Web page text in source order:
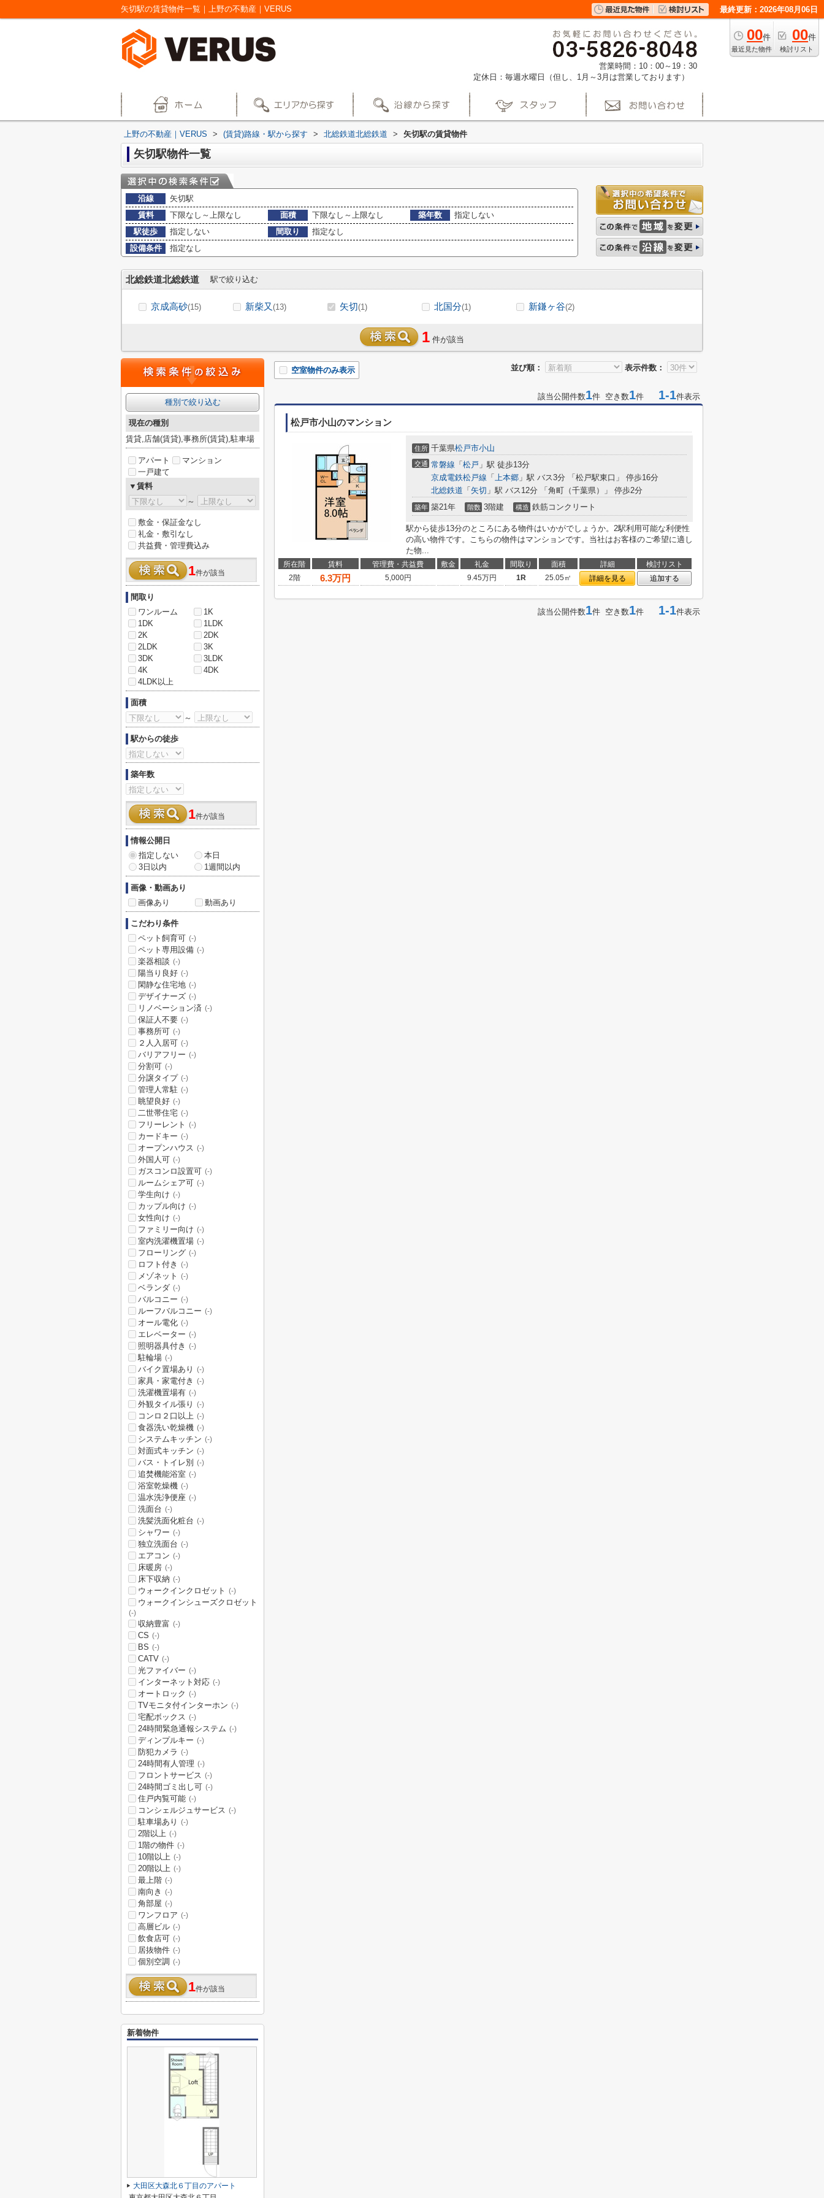
矢切駅の賃貸物件一覧｜上野の不動産｜VERUS 最終更新：2026年08月06日
00件
最近見た物件
00件
検討リスト
営業時間：10：00～19：30
定休日：毎週水曜日（但し、1月～3月は営業しております）
上野の不動産｜VERUS > (賃貸)路線・駅から探す > 北総鉄道北総鉄道 > 矢切駅の賃貸物件
矢切駅物件一覧
沿線
矢切駅
賃料
下限なし～上限なし 面積 下限なし～上限なし 築年数
指定しない
駅徒歩
指定しない 間取り
指定なし
設備条件
指定なし
北総鉄道北総鉄道 駅で絞り込む
京成高砂(15) 新柴又 (13) 矢切(1) 北国分(1) 新鎌ヶ谷(2)
1 件が該当
並び順： 表示件数：
空室物件のみ表示
該当公開件数1件 空き数1件 1-1件表示
松戸市小山のマンション
住所 千葉県松戸市小山
交通 常磐線 「 松戸 」駅 徒歩13分
京成電鉄松戸線 「 上本郷 」駅 バス3分 「松戸駅東口」 停歩16分
北総鉄道 「 矢切 」駅 バス12分 「角町（千葉県）」 停歩2分
築年 築21年 階数 3階建 構造 鉄筋コンクリート
駅から徒歩13分のところにある物件はいかがでしょうか。2駅利用可能な利便性
の高い物件です。こちらの物件はマンションです。当社はお客様のご希望に適し
た物...
所在階 賃料 管理費・共益費 敷金 礼金 間取り 面積 詳細
検討リスト
2階
6.3万円 5,000円 9.45万円 1R 25.05㎡ 詳細を見る 追加する
該当公開件数1件 空き数1件 1-1件表示
種別で絞り込む
現在の種別
賃貸,店舗(賃貸),事務所(賃貸),駐車場
アパート
マンション
一戸建て
▼賃料
～
敷金・保証金なし
礼金・敷引なし
共益費・管理費込み
1件が該当
間取り
ワンルーム
1K
1DK
1LDK
2K
2DK
2LDK
3K
3DK
3LDK
4K
4DK
4LDK以上
面積
～
駅からの徒歩
築年数
1件が該当
情報公開日
指定しない
本日
3日以内
1週間以内
画像・動画あり
画像あり
動画あり
こだわり条件
ペット飼育可 (-)
ペット専用設備 (-)
楽器相談 (-)
陽当り良好 (-)
閑静な住宅地 (-)
デザイナーズ (-)
リノベーション済 (-)
保証人不要 (-)
事務所可 (-)
２人入居可 (-)
バリアフリー (-)
分割可 (-)
分譲タイプ (-)
管理人常駐 (-)
眺望良好 (-)
二世帯住宅 (-)
フリーレント (-)
カードキー (-)
オープンハウス (-)
外国人可 (-)
ガスコンロ設置可 (-)
ルームシェア可 (-)
学生向け (-)
カップル向け (-)
女性向け (-)
ファミリー向け (-)
室内洗濯機置場 (-)
フローリング (-)
ロフト付き (-)
メゾネット (-)
ベランダ (-)
バルコニー (-)
ルーフバルコニー (-)
オール電化 (-)
エレベーター (-)
照明器具付き (-)
駐輪場 (-)
バイク置場あり (-)
家具・家電付き (-)
洗濯機置場有 (-)
外観タイル張り (-)
コンロ２口以上 (-)
食器洗い乾燥機 (-)
システムキッチン (-)
対面式キッチン (-)
バス・トイレ別 (-)
追焚機能浴室 (-)
浴室乾燥機 (-)
温水洗浄便座 (-)
洗面台 (-)
洗髪洗面化粧台 (-)
シャワー (-)
独立洗面台 (-)
エアコン (-)
床暖房 (-)
床下収納 (-)
ウォークインクロゼット (-)
ウォークインシューズクロゼット
(-)
収納豊富 (-)
CS (-)
BS (-)
CATV (-)
光ファイバー (-)
インターネット対応 (-)
オートロック (-)
TVモニタ付インターホン (-)
宅配ボックス (-)
24時間緊急通報システム (-)
ディンプルキー (-)
防犯カメラ (-)
24時間有人管理 (-)
フロントサービス (-)
24時間ゴミ出し可 (-)
住戸内覧可能 (-)
コンシェルジュサービス (-)
駐車場あり (-)
2階以上 (-)
1階の物件 (-)
10階以上 (-)
20階以上 (-)
最上階 (-)
南向き (-)
角部屋 (-)
ワンフロア (-)
高層ビル (-)
飲食店可 (-)
居抜物件 (-)
個別空調 (-)
1件が該当
新着物件
大田区大森北６丁目のアパート